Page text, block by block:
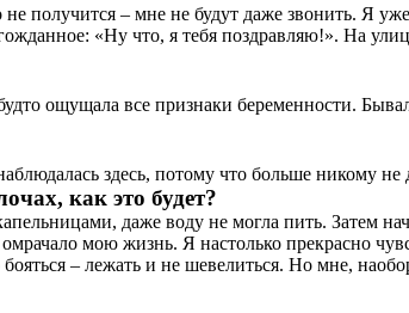
получится – мне не будут даже звонить. Я
«Ну что, я тебя поздравляю!». На
ощущала все признаки беременности.
здесь, потому что больше никому не
как это будет?
даже воду не могла пить. Затем
мою жизнь. Я настолько прекрасно
– лежать и не шевелиться. Но мне,